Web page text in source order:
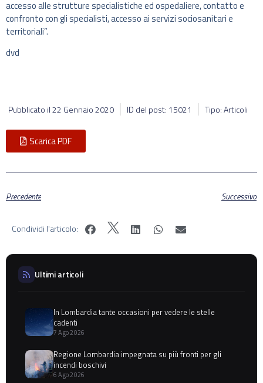
accesso alle strutture specialistiche ed ospedaliere, contatto e
confronto con gli specialisti, accesso ai servizi sociosanitari e
territoriali”.
dvd
Pubblicato il22 Gennaio 2020 ID del post: 15021 Tipo: Articoli
Scarica PDF
Precedente Successivo
Condividi l'articolo:
Ultimi articoli
In Lombardia tante occasioni per vedere le stelle
cadenti
7 Ago 2026
Regione Lombardia impegnata su più fronti per gli
incendi boschivi
6 Ago 2026